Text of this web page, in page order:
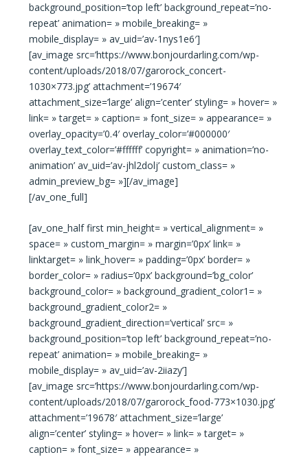
background_position=’top left’ background_repeat=’no-
repeat’ animation= » mobile_breaking= »
mobile_display= » av_uid=’av-1nys1e6′]
[av_image src=’https://www.bonjourdarling.com/wp-
content/uploads/2018/07/garorock_concert-
1030×773.jpg’ attachment=’19674′
attachment_size=’large’ align=’center’ styling= » hover= »
link= » target= » caption= » font_size= » appearance= »
overlay_opacity=’0.4′ overlay_color=’#000000′
overlay_text_color=’#ffffff’ copyright= » animation=’no-
animation’ av_uid=’av-jhl2dolj’ custom_class= »
admin_preview_bg= »][/av_image]
[/av_one_full]
[av_one_half first min_height= » vertical_alignment= »
space= » custom_margin= » margin=’0px’ link= »
linktarget= » link_hover= » padding=’0px’ border= »
border_color= » radius=’0px’ background=’bg_color’
background_color= » background_gradient_color1= »
background_gradient_color2= »
background_gradient_direction=’vertical’ src= »
background_position=’top left’ background_repeat=’no-
repeat’ animation= » mobile_breaking= »
mobile_display= » av_uid=’av-2iiazy’]
[av_image src=’https://www.bonjourdarling.com/wp-
content/uploads/2018/07/garorock_food-773×1030.jpg’
attachment=’19678′ attachment_size=’large’
align=’center’ styling= » hover= » link= » target= »
caption= » font_size= » appearance= »